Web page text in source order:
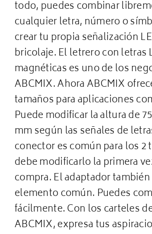
todo, puedes combinar
cualquier letra, número o
crear tu propia señalización
bricolaje. El letrero con letras
magnéticas es uno de los
ABCMIX. Ahora ABCMIX
tamaños para aplicaciones
Puede modificar la altura de
mm según las señales de
conector es común para los 2
debe modificarlo la primera
compra. El adaptador
elemento común. Puedes
fácilmente. Con los carteles
ABCMIX, expresa tus